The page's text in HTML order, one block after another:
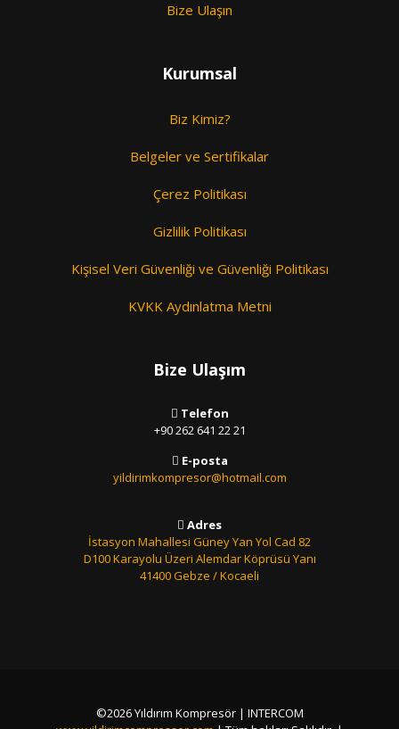
Bize Ulaşın
Kurumsal
Biz Kimiz?
Belgeler ve Sertifikalar
Çerez Politikası
Gizlilik Politikası
Kişisel Veri Güvenliği ve Güvenliği Politikası
KVKK Aydınlatma Metni
Bize Ulaşım
Telefon
+90 262 641 22 21
E-posta
yildirimkompresor@hotmail.com
Adres
İstasyon Mahallesi Güney Yan Yol Cad 82
D100 Karayolu Üzeri Alemdar Köprüsü Yanı
41400 Gebze / Kocaeli
©2026 Yıldırım Kompresör | INTERCOM